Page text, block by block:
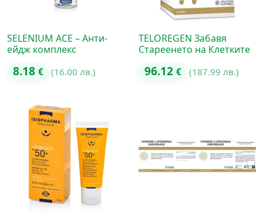
SELENIUM ACE – Анти-
ейдж комплекс
8.18 € (16.00 лв.)
TELOREGEN Забавя
Стареенето на Клетките
96.12 € (187.99 лв.)